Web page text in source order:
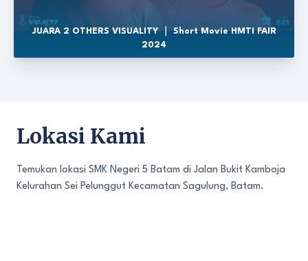
JUARA 2 OTHERS VISUALITY ｜ Short Movie HMTI FAIR
2024
Lokasi Kami
Temukan lokasi SMK Negeri 5 Batam di Jalan Bukit Kamboja
Kelurahan Sei Pelunggut Kecamatan Sagulung, Batam.